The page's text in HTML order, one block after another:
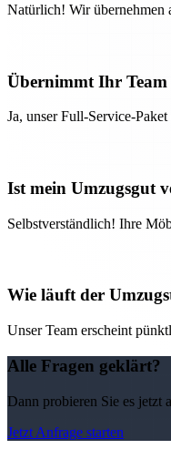
Natürlich! Wir übernehmen
Übernimmt Ihr Team
Ja, unser Full-Service-
Ist mein Umzugsgut
Selbstverständlich! Ihre
Wie läuft der
Unser Team erscheint
Alle Fragen geklärt?
Dann probieren Sie es jetzt
Jetzt Anfrage starten